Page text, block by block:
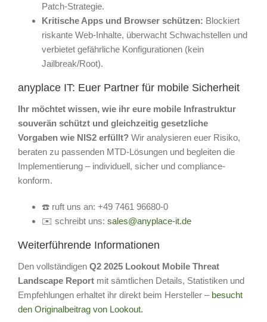
Patch-Strategie.
Kritische Apps und Browser schützen: Blockiert
riskante Web-Inhalte, überwacht Schwachstellen und
verbietet gefährliche Konfigurationen (kein
Jailbreak/Root).
anyplace IT: Euer Partner für mobile Sicherheit
Ihr möchtet wissen, wie ihr eure mobile Infrastruktur
souverän schützt und gleichzeitig gesetzliche
Vorgaben wie NIS2 erfüllt?Wir analysieren euer Risiko,
beraten zu passenden MTD-Lösungen und begleiten die
Implementierung – individuell, sicher und compliance-
konform.
☎️ ruft uns an: +49 7461 96680-0
✉️ schreibt uns: sales@anyplace-it.de
Weiterführende Informationen
Den vollständigen Q2 2025 Lookout Mobile Threat
Landscape Reportmit sämtlichen Details, Statistiken und
Empfehlungen erhaltet ihr direkt beim Hersteller – besucht
den Originalbeitrag von Lookout.